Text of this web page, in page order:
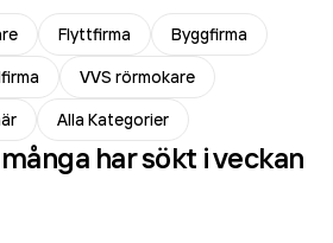
Flyttfirma
Byggfirma
VVS rörmokare
Alla Kategorier
har sökt i veckan